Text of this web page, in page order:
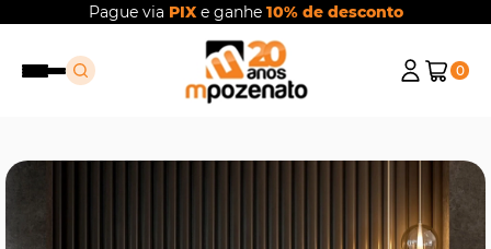
Pague via PIXe ganhe 10% de desconto
0